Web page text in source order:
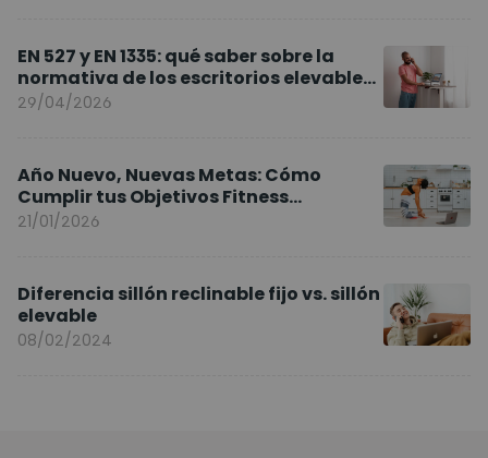
EN 527 y EN 1335: qué saber sobre la
normativa de los escritorios elevables
y sillas ergonómicas
29/04/2026
Año Nuevo, Nuevas Metas: Cómo
Cumplir tus Objetivos Fitness
Entrenando en Casa
21/01/2026
Diferencia sillón reclinable fijo vs. sillón
elevable
08/02/2024